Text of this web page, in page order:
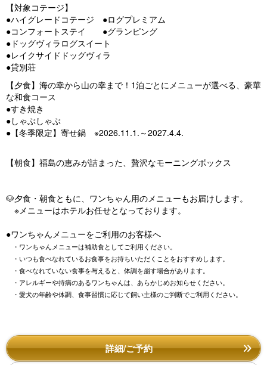
【対象コテージ】
●ハイグレードコテージ ●ログプレミアム
●コンフォートステイ ●グランピング
●ドッグヴィラログスイート
●レイクサイドドッグヴィラ
●貸別荘
【夕食】海の幸から山の幸まで！1泊ごとにメニューが選べる、豪華
な和食コース
●すき焼き
●しゃぶしゃぶ
●【冬季限定】寄せ鍋 ※2026.11.1.～2027.4.4.
【朝食】福島の恵みが詰まった、贅沢なモーニングボックス
🐶夕食・朝食ともに、ワンちゃん用のメニューもお届けします。
※メニューはホテルお任せとなっております。
●ワンちゃんメニューをご利用のお客様へ
・ワンちゃんメニューは補助食としてご利用ください。
・いつも食べなれているお食事をお持ちいただくことをおすすめします。
・食べなれていない食事を与えると、体調を崩す場合があります。
・アレルギーや持病のあるワンちゃんは、あらかじめお知らせください。
・愛犬の年齢や体調、食事習慣に応じて飼い主様のご判断でご利用ください。
詳細/ご予約